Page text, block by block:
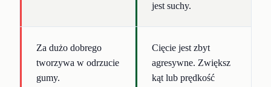
jest suchy.
Za dużo dobrego
tworzywa w odrzucie
gumy.
Cięcie jest zbyt
agresywne. Zwiększ
kąt lub prędkość